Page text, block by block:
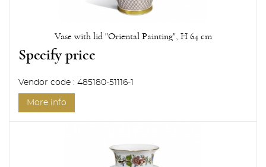
Vase with lid "Oriental Painting", H 64 cm
Specify price
Vendor code : 485180-51116-1
More info